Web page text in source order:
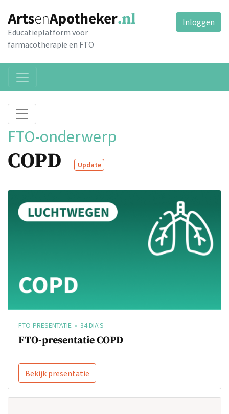
Educatieplatform voor
farmacotherapie en FTO
Inloggen
FTO-onderwerp
COPD Update
FTO-PRESENTATIE • 34 DIA'S
FTO-presentatie COPD
Bekijk presentatie